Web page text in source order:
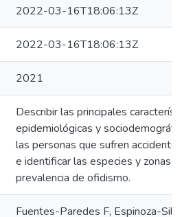
2022-03-16T18:06:13Z
2022-03-16T18:06:13Z
2021
Describir las principales
epidemiológicas y
las personas que sufren
e identificar las especies y zonas
prevalencia de ofidismo.
Fuentes-Paredes F, Espinoza-